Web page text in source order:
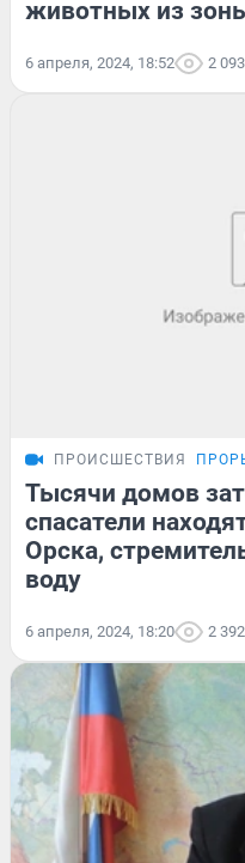
животных из
6 апреля, 2024, 18:52 2 093
ПРОИСШЕСТВИЯ
Тысячи домов
спасатели
Орска,
воду
6 апреля, 2024, 18:20 2 392